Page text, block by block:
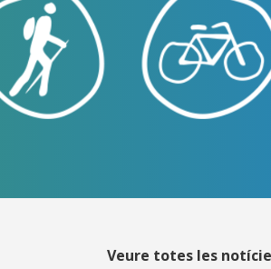
Veure totes les